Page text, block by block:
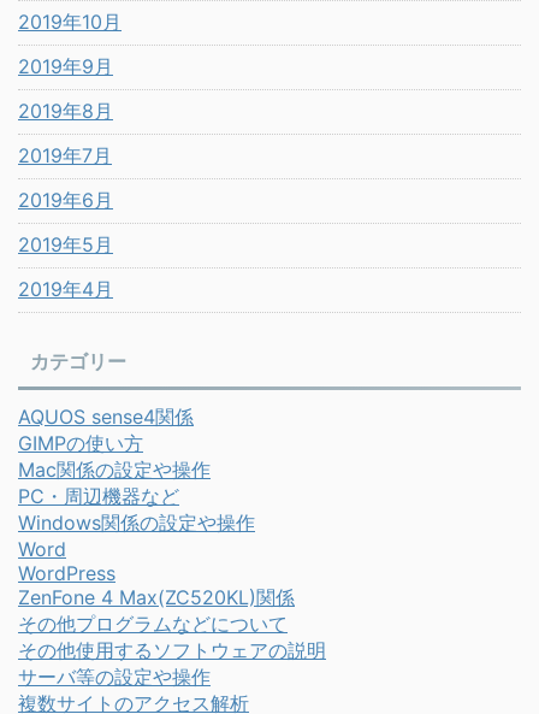
2019年10月
2019年9月
2019年8月
2019年7月
2019年6月
2019年5月
2019年4月
カテゴリー
AQUOS sense4関係
GIMPの使い方
Mac関係の設定や操作
PC・周辺機器など
Windows関係の設定や操作
Word
WordPress
ZenFone 4 Max(ZC520KL)関係
その他プログラムなどについて
その他使用するソフトウェアの説明
サーバ等の設定や操作
複数サイトのアクセス解析